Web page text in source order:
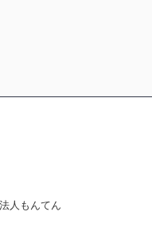
人もんてん